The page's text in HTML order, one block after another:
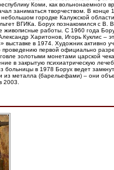
Коми, как вольнонаемного
заниматься творчеством. В конце
городке Калужской
ВГИКа. Борух познакомился с В.
живописные работы. С 1960 года
Харитонов, Игорь Куклис –
в 1974. Художник активно
проведению первой официально
золотыми монетами царской
в закрытую психиатрическую
больницы в 1978 Борух ведет
из металла (барельефами) – они
2003.